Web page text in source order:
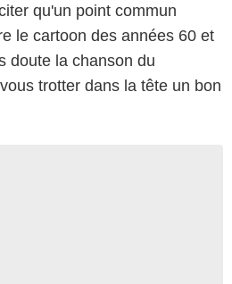
qu'un point commun
le cartoon des années 60 et
doute la chanson du
trotter dans la tête un bon